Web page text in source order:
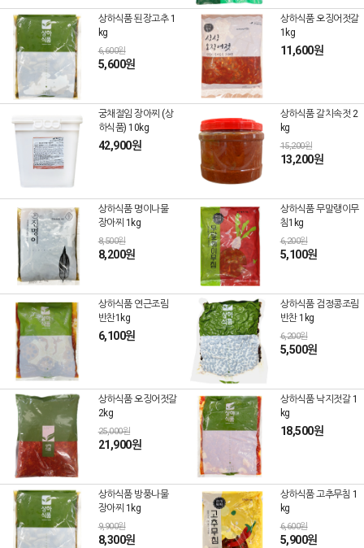
상하식품 된장고추 1
kg
6,600원
5,600원
상하식품 오징어젓갈
1kg
11,600원
궁채절임 장아찌 (상
하식품) 10kg
42,900원
상하식품 갈치속젓 2
kg
15,200원
13,200원
상하식품 명이나물
장아찌 1kg
8,500원
8,200원
상하식품 무말랭이무
침1kg
6,200원
5,100원
상하식품 연근조림
반찬1kg
6,100원
상하식품 검정콩조림
반찬 1kg
6,200원
5,500원
상하식품 오징어젓갈
2kg
25,000원
21,900원
상하식품 낙지젓갈 1
kg
18,500원
상하식품 방풍나물
장아찌 1kg
9,900원
8,300원
상하식품 고추무침 1
kg
6,600원
5,900원